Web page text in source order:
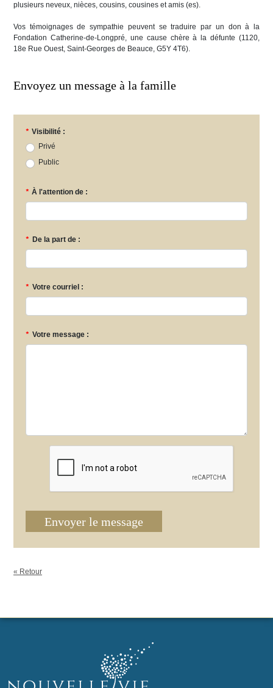
plusieurs neveux, nièces, cousins, cousines et amis (es).
Vos témoignages de sympathie peuvent se traduire par un don à la
Fondation Catherine-de-Longpré, une cause chère à la défunte (1120,
18e Rue Ouest, Saint-Georges de Beauce, G5Y 4T6).
Envoyez un message à la famille
* Visibilité :
Privé
Public
* À l'attention de :
* De la part de :
* Votre courriel :
* Votre message :
Envoyer le message
« Retour